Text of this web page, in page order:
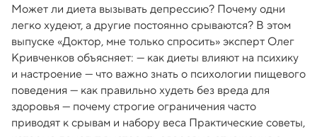
Может ли диета вызывать депрессию? Почему одни
легко худеют, а другие постоянно срываются? В этом
выпуске «Доктор, мне только спросить» эксперт Олег
Кривченков объясняет: — как диеты влияют на психику
и настроение — что важно знать о психологии пищевого
поведения — как правильно худеть без вреда для
здоровья — почему строгие ограничения часто
приводят к срывам и набору веса Практические советы,